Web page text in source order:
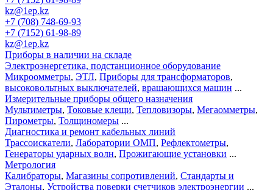
kz@1ep.kz
+7 (708) 748-69-93
+7 (7152) 61-98-89
kz@1ep.kz
Приборы в наличии на складе
Электроэнергетика, подстанционное оборудование
Микроомметры, ЭТЛ, Приборы для трансформаторов,
высоковольтных выключателей, вращающихся машин ...
Измерительные приборы общего назначения
Мультиметры, Токовые клещи, Тепловизоры, Мегаомметры,
Пирометры, Толщиномеры ...
Диагностика и ремонт кабельных линий
Трассоискатели, Лаборатории ОМП, Рефлектометры,
Генераторы ударных волн, Прожигающие установки ...
Метрология
Калибраторы, Магазины сопротивлений, Стандарты и
Эталоны, Устройства поверки счетчиков электроэнергии ...